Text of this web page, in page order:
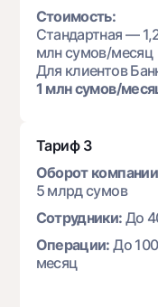
+998 78 148-00-10
Стоимость:
Стандартная —
млн сумов/месяц
Для клиентов
1 млн сумов/
Тариф 3
Оборот
5 млрд сумов
Сотрудники: До
Операции: До
месяц